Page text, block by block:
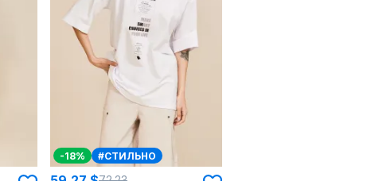
-18% #СТИЛЬНО